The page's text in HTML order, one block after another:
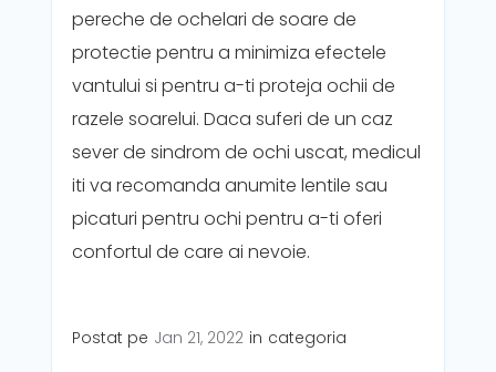
pereche de ochelari de soare de
protectie pentru a minimiza efectele
vantului si pentru a-ti proteja ochii de
razele soarelui. Daca suferi de un caz
sever de sindrom de ochi uscat, medicul
iti va recomanda anumite lentile sau
picaturi pentru ochi pentru a-ti oferi
confortul de care ai nevoie.
Postat pe Jan 21, 2022 in categoria